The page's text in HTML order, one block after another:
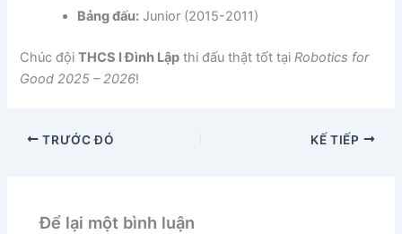
Bảng đấu: Junior (2015-2011)
Chúc độiTHCS I Đình Lập thi đấu thật tốt tại Robotics for
Good 2025 – 2026!
TRƯỚC ĐÓ KẾ TIẾP
Để lại một bình luận